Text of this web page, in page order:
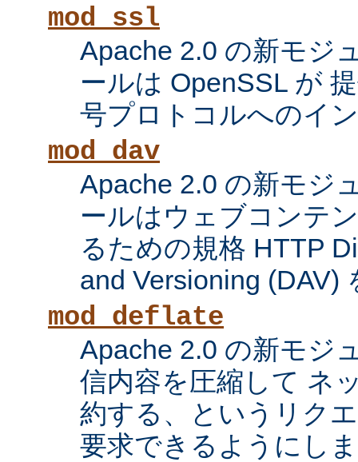
mod_ssl
Apache 2.0 の新モジ
ールは OpenSSL が
号プロトコルへのイ
mod_dav
Apache 2.0 の新モジ
ールはウェブコンテ
るための規格 HTTP
and Versioning (DAV)
mod_deflate
Apache 2.0 の新モジ
信内容を圧縮して ネ
約する、というリク
要求できるようにし